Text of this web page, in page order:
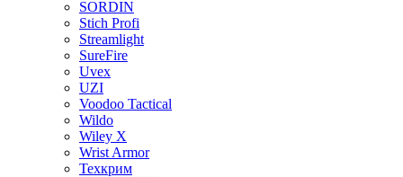
SORDIN
Stich Profi
Streamlight
SureFire
Uvex
UZI
Voodoo Tactical
Wildo
Wiley X
Wrist Armor
Техкрим